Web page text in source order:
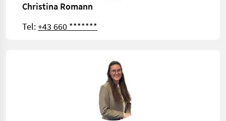
Christina Romann
Tel:+43 660 *******